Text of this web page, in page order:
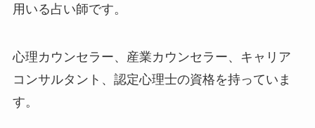
用いる占い師です。
心理カウンセラー、産業カウンセラー、キャリア
コンサルタント、認定心理士の資格を持っていま
す。